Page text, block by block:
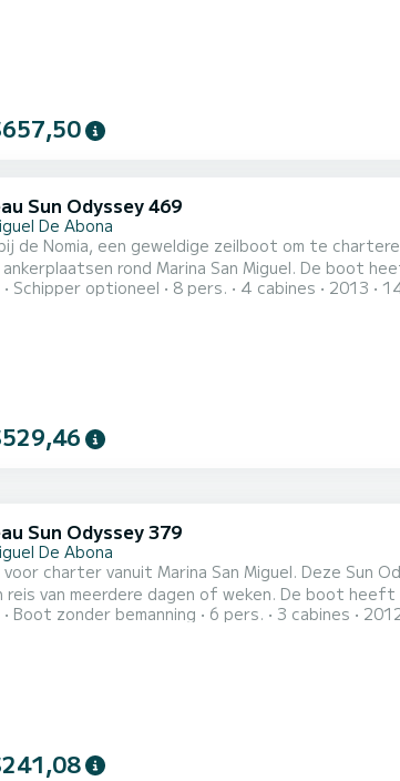
Sun Odyssey 469
De Abona
de Nomia, een geweldige zeilboot om te
Marina San Miguel. De boot heeft 4 comfortabele hutten voor maximaal 8 personen. Met haar 14
en een motorvermogen van 75 PK is het
Schipper optioneel 8 pers. 4 cabines 2013
Sun Odyssey 379
De Abona
charter vanuit Marina San Miguel. Deze Sun
dagen of weken. De boot heeft 3 comfortabele hutten voor maximaal tot 6 personen. Met haar 11
en een motorvermogen van 29 PK is het
Boot zonder bemanning 6 pers. 3 cabines